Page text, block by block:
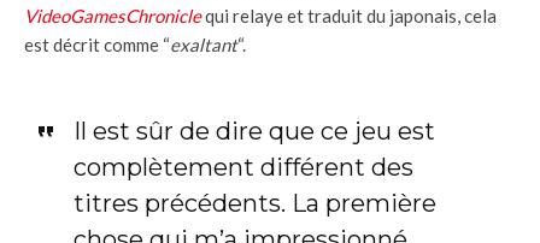
VideoGamesChroniclequi relaye et traduit du japonais, cela
est décrit comme “exaltant“.
Il est sûr de dire que ce jeu est
complètement différent des
titres précédents. La première